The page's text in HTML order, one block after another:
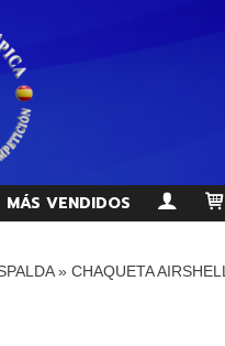
MÁS VENDIDOS
» CHAQUETA